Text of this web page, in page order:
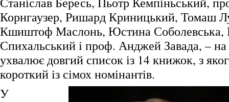
Корнгаузер, Ришард Криницький, Томаш
Кшиштоф Маслонь, Юстина Соболевська,
Спихальський і проф. Анджей Завада, –
ухвалює довгий список із 14 книжок, з
короткий із сімох номінантів.
У